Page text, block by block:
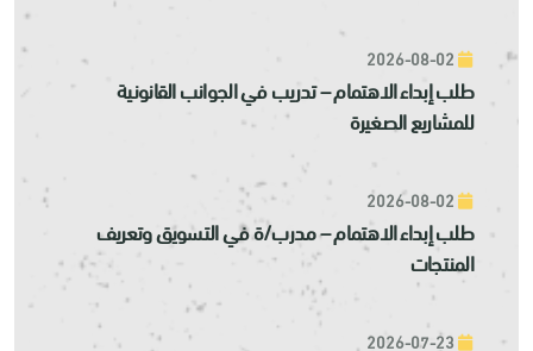
طلب إبداء الاهتمام – تدريب في الجوانب القانونية
للمشاريع الصغيرة
طلب إبداء الاهتمام – مدرب/ة في التسويق وتعريف
المنتجات